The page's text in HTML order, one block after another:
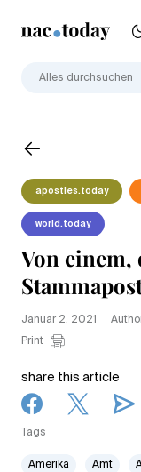
apostles.today
world.today
Von einem,
Januar 2, 2021
Print
share this article
Tags
Amerika Amt